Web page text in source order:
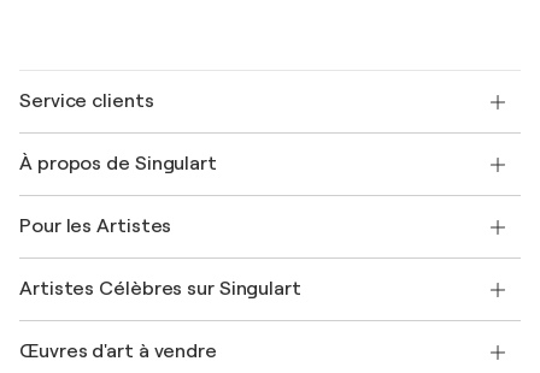
Service clients
Expédition
Offrir une carte cadeau
Rejoignez notre programme commercial
Mon compte
+33 1 76 44 06 42
À propos de Singulart
FAQ
Magazine Singulart
Emplois
Découvrez une sélection d'art original
Pour les Artistes
Se connecter en tant qu'Artiste
Artistes Célèbres sur Singulart
Marc Chagall
Œuvres d'art à vendre